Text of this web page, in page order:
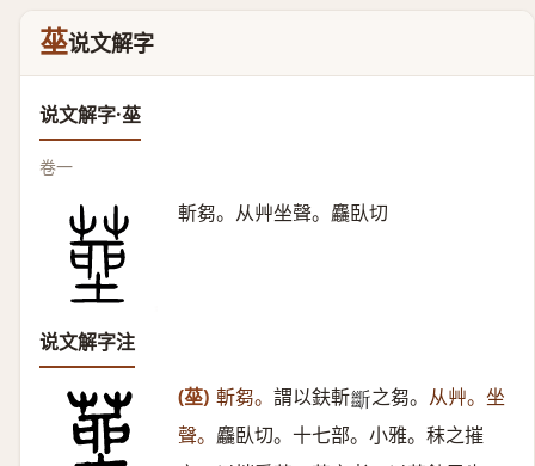
莝说文解字
说文解字·莝
卷一
斬芻。从艸坐聲。麤臥切
说文解字注
(莝) 斬芻。 謂以鈇斬𣃔 之芻。 从艸。坐
聲。 麤臥切。十七部。小雅。秣之摧